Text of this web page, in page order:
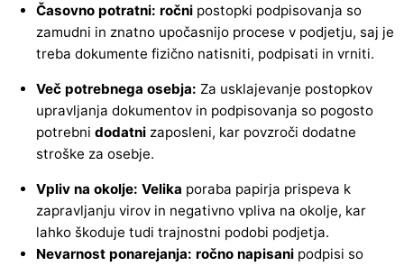
Časovno potratni: ročni postopki podpisovanja so
zamudni in znatno upočasnijo procese v podjetju, saj je
treba dokumente fizično natisniti, podpisati in vrniti.
Več potrebnega osebja: Za usklajevanje postopkov
upravljanja dokumentov in podpisovanja so pogosto
potrebni dodatni zaposleni, kar povzroči dodatne
stroške za osebje.
Vpliv na okolje: Velika poraba papirja prispeva k
zapravljanju virov in negativno vpliva na okolje, kar
lahko škoduje tudi trajnostni podobi podjetja.
Nevarnost ponarejanja: ročno napisani podpisi so